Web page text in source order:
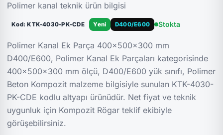
Polimer kanal teknik ürün bilgisi
Kod: KTK-4030-PK-CDE Yeni D400/E600 Stokta
Polimer Kanal Ek Parça 400x500x300 mm
D400/E600, Polimer Kanal Ek Parçaları kategorisinde
400x500x300 mm ölçü, D400/E600 yük sınıfı, Polimer
Beton Kompozit malzeme bilgisiyle sunulan KTK-4030-
PK-CDE kodlu altyapı ürünüdür. Net fiyat ve teknik
uygunluk için Kompozit Rögar teklif ekibiyle
görüşebilirsiniz.